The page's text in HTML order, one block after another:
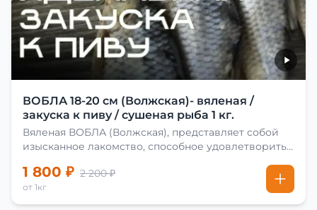
ВОБЛА 18-20 см (Волжская)- вяленая /
закуска к пиву / сушеная рыба 1 кг.
Вяленая ВОБЛА (Волжская), представляет собой
изысканное лакомство, способное удовлетворить
сделать вяленую воблу, её сначала хорошо солят.
Для этого используют старые рецепты и
современные способы. Благодаря этому рыба
1 800 ₽ 2 200 ₽
от 1кг